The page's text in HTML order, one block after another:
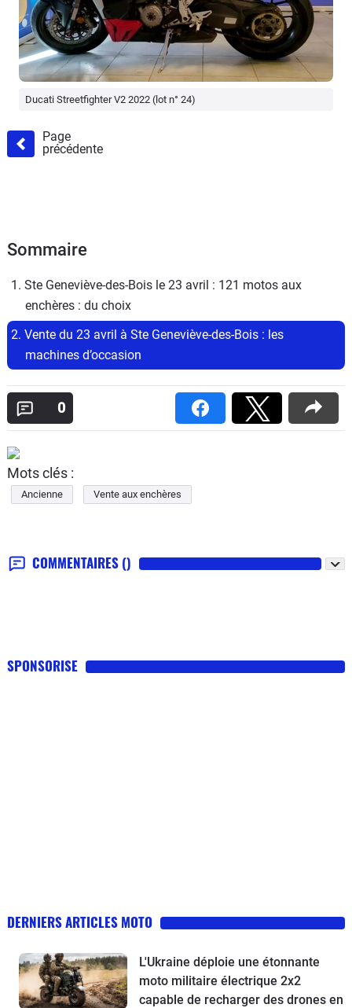
Ducati Streetfighter V2 2022 (lot n° 24)
Page
précédente
Sommaire
1. Ste Geneviève-des-Bois le 23 avril : 121 motos aux
enchères : du choix
2. Vente du 23 avril à Ste Geneviève-des-Bois : les
machines d’occasion
0
Mots clés :
Ancienne Vente aux enchères
COMMENTAIRES ()
SPONSORISE
DERNIERS ARTICLES MOTO
L'Ukraine déploie une étonnante
moto militaire électrique 2x2
capable de recharger des drones en